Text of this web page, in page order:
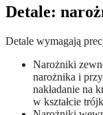
Detale:
Detale wymagają
Narożniki
narożnika i
nakładanie na
w kształcie